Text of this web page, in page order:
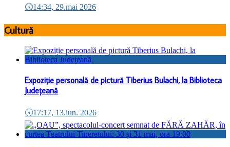
🕔14:34, 29.mai 2026
Cultură
Expoziție personală de pictură Tiberius Bulachi, la Biblioteca
Județeană
🕔17:17, 13.iun. 2026